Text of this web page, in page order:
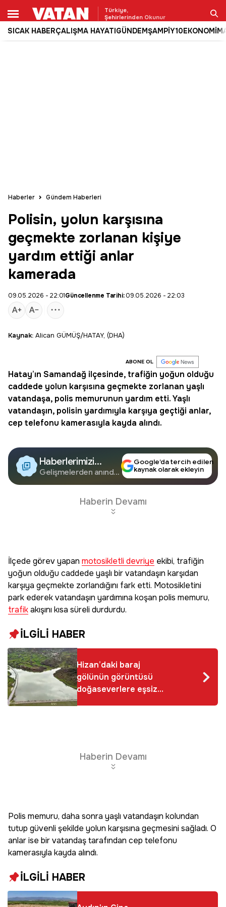
Türkiye,
Şehirlerinden Okunur
SICAK HABERÇALIŞMA HAYATIGÜNDEMŞAMPİY10EKONOMİ
Ara
Haberler Gündem Haberleri
Polisin, yolun karşısına
geçmekte zorlanan kişiye
yardım ettiği anlar
kamerada
09.05.2026 - 22:01Güncellenme Tarihi:09.05.2026 - 22:03
Kaynak: Alican GÜMÜŞ/HATAY, (DHA)
ABONE OL
Hatay’ın Samandağ ilçesinde, trafiğin yoğun olduğu
caddede yolun karşısına geçmekte zorlanan yaşlı
vatandaşa, polis memurunun yardım etti. Yaşlı
vatandaşın, polisin yardımıyla karşıya geçtiği anlar,
cep telefonu kamerasıyla kayda alındı.
Haberlerimizi
Google'da Takip
Edin
Gelişmelerden anında
Google’da tercih edilen
kaynak olarak ekleyin
Haberin Devamı
İlçede görev yapan motosikletli devriye ekibi, trafiğin
yoğun olduğu caddede yaşlı bir vatandaşın karşıdan
karşıya geçmekte zorlandığını fark etti. Motosikletini
park ederek vatandaşın yardımına koşan polis memuru,
trafikakışını kısa süreli durdurdu.
İLGİLİ HABER
Hizan’daki baraj
gölünün görüntüsü
doğaseverlere eşsiz
manzaralar sunuyor
Haberin Devamı
Polis memuru, daha sonra yaşlı vatandaşın kolundan
tutup güvenli şekilde yolun karşısına geçmesini sağladı. O
anlar ise bir vatandaş tarafından cep telefonu
kamerasıyla kayda alındı.
İLGİLİ HABER